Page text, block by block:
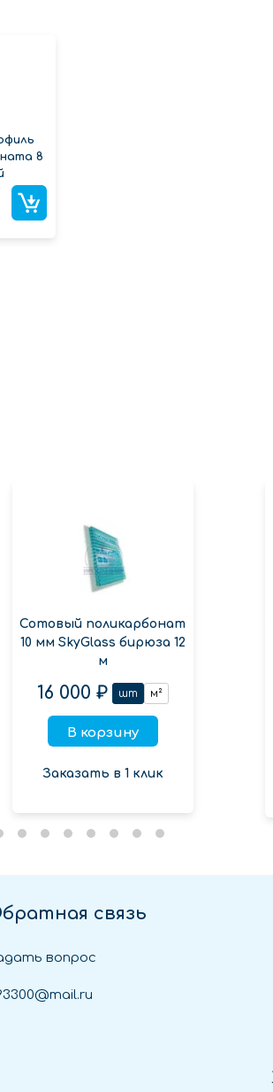
8
Сотовый поликарбонат
10 мм SkyGlass бирюза 12
м
16 000 ₽ шт м²
В корзину
Заказать в 1 клик
связь
вопрос